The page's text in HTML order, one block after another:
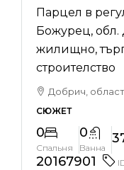
Парцел в
Божурец,
жилищно,
строителство
Добрич,
СЮЖЕТ
0
Спальня
0
Ванна
20167901